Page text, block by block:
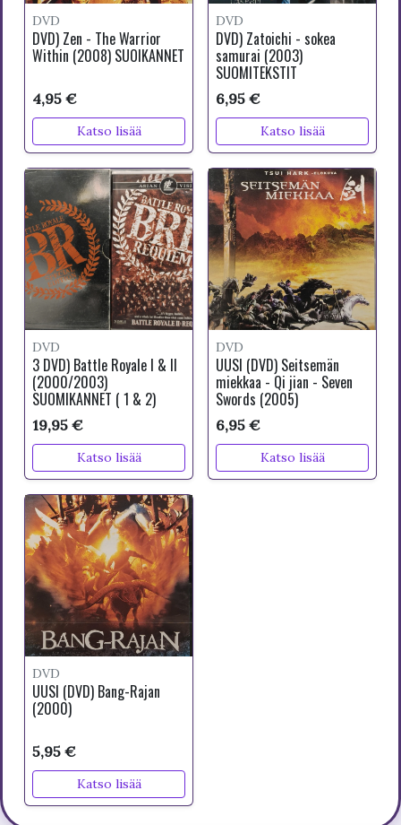
DVD
DVD) Zen - The Warrior
Within (2008) SUOIKANNET
4,95 €
Katso lisää
DVD
DVD) Zatoichi - sokea
samurai (2003)
SUOMITEKSTIT
6,95 €
Katso lisää
DVD
3 DVD) Battle Royale I & II
(2000/2003)
SUOMIKANNET ( 1 & 2)
19,95 €
Katso lisää
DVD
UUSI (DVD) Seitsemän
miekkaa - Qi jian - Seven
Swords (2005)
6,95 €
Katso lisää
DVD
UUSI (DVD) Bang-Rajan
(2000)
5,95 €
Katso lisää